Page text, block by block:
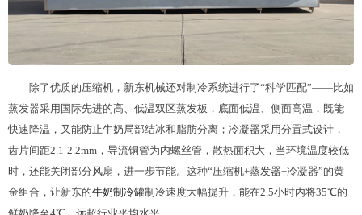
除了优质的压缩机，新东机械还对制冷系统进行了“科学匹配”——比如
蒸发器采用国际先进的高、低温双区蒸发板，底面低温、侧面高温，既能
快速降温，又能防止牛奶局部结冰和脂肪分离；冷凝器采用分置式设计，
齿片间距2.1-2.2mm，导流铜管为内螺丝管，散热面积大，当环境温度较低
时，还能关闭部分风扇，进一步节能。这种“压缩机+蒸发器+冷凝器”的黄
金组合，让新东的牛奶制冷罐制冷速度大幅提升，能在2.5小时内将35℃的